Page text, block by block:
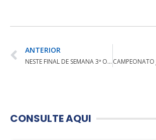
ANTERIOR
NESTE FINAL DE SEMANA 3ª OPEN RESERVA DE GOLFE
CONSULTE AQUI